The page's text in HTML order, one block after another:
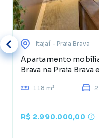
Itajaí - Praia Brava
Apartamento
Brava na Praia Brava
118 m²
R$ 2.990.000,00